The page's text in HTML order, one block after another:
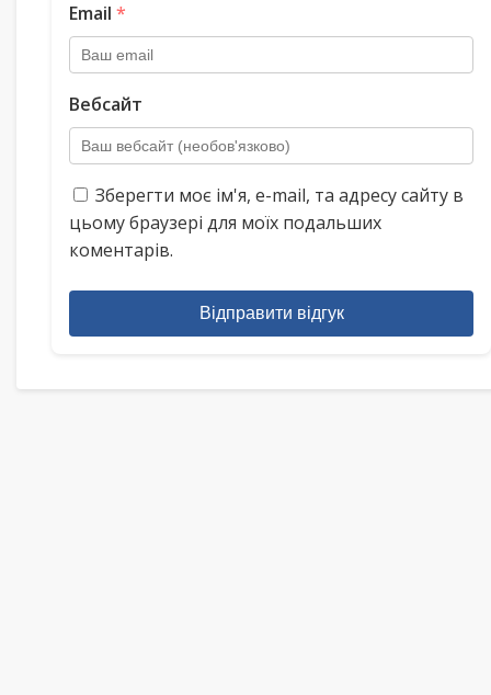
Email *
Вебсайт
Зберегти моє ім'я, e-mail, та адресу сайту в
цьому браузері для моїх подальших
коментарів.
Відправити відгук